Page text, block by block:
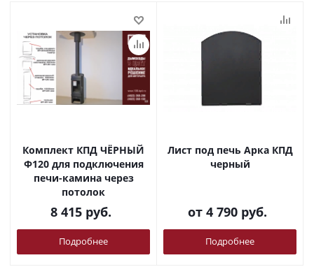
Комплект КПД ЧЁРНЫЙ
Ф120 для подключения
печи-камина через
потолок
8 415 руб.
Подробнее
Лист под печь Арка КПД
черный
от 4 790 руб.
Подробнее